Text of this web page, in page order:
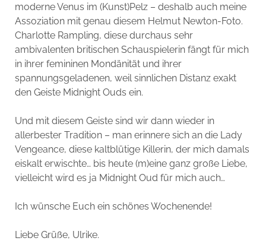
moderne Venus im (Kunst)Pelz – deshalb auch meine
Assoziation mit genau diesem Helmut Newton-Foto.
Charlotte Rampling, diese durchaus sehr
ambivalenten britischen Schauspielerin fängt für mich
in ihrer femininen Mondänität und ihrer
spannungsgeladenen, weil sinnlichen Distanz exakt
den Geiste Midnight Ouds ein.
Und mit diesem Geiste sind wir dann wieder in
allerbester Tradition – man erinnere sich an die Lady
Vengeance, diese kaltblütige Killerin, der mich damals
eiskalt erwischte… bis heute (m)eine ganz große Liebe,
vielleicht wird es ja Midnight Oud für mich auch…
Ich wünsche Euch ein schönes Wochenende!
Liebe Grüße, Ulrike.